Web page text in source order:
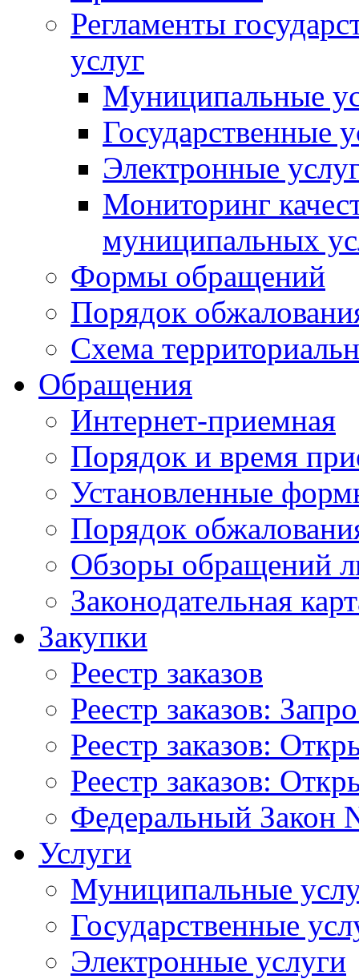
Регламенты
услуг
Муниципальные
Государственные
Электронные
Мониторинг
муниципальных
Формы обращений
Порядок
Схема
Обращения
Интернет-приемная
Порядок и время
Установленные
Порядок
Обзоры обращений
Законодательная
Закупки
Реестр заказов
Реестр заказов:
Реестр заказов:
Реестр заказов:
Федеральный Закон
Услуги
Муниципальные
Государственные
Электронные услуги